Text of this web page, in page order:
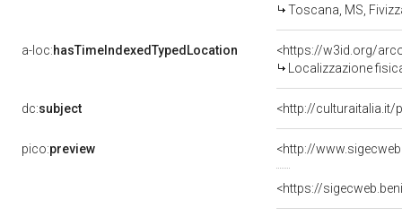
Toscana, MS,
a-loc:hasTimeIndexedTypedLocation
<https://w3id.org/
Localizzazione
dc:subject <http://culturaitalia.it/
pico:preview <http://
<https://